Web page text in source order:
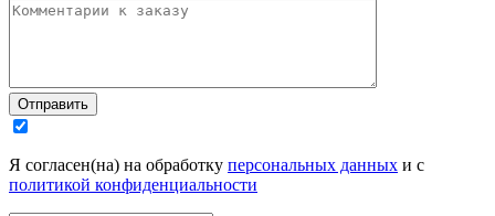
Отправить
Я согласен(на) на обработку персональных данных и с
политикой конфиденциальности